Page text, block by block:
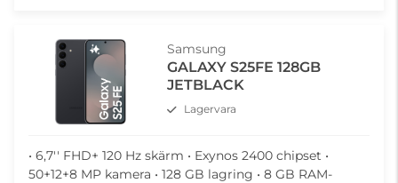
Samsung
GALAXY S25FE 128GB
JETBLACK
Lagervara
• 6,7'' FHD+ 120 Hz skärm • Exynos 2400 chipset •
50+12+8 MP kamera • 128 GB lagring • 8 GB RAM-